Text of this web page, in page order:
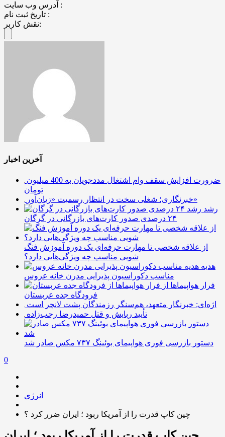
آدرس وب سایت :
تاریخ ثبت نام :
نقش کاربر:
آخرین اخبار
ضرورت افزایش سقف وام اشتغال مددجویان به 400 میلیون
تومان
خبرنگاری؛ شغلی سخت در انتظار رسمیت «زیان‌آور»
رشد
۲۴ درصدی صدور کارت‌های بازرگانی در گرگان
از علاقه شخصی تا مهارت حرفه‌ای یک دوره آموزش فنگ
شویی مناسب چه ویژگی‌هایی دارد؟
هدیه
مناسب دکوراسیون پذیرایی مدرن خانه عروس
فرار هواپیماها از
فرودگاه جده عربستان
اژه‌ای: خبرنگار متعهد، هم‌سنگر رزمندگان پشت لانچر است
تأیید ربایش و قتل حمیدرضا رجب‌زاده
دستور بازرسی فوری هواپیمای بوئینگ ۷۳۷ مکس صادر شد
0
انرژی
چین کاپ قدرت را از آمریکا ربود ؛ ایران ضرر کرد ؟